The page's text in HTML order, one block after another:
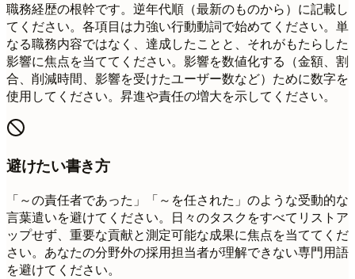
職務経歴の根幹です。逆年代順（最新のものから）に記載し
てください。各項目は力強い行動動詞で始めてください。単
なる職務内容ではなく、達成したことと、それがもたらした
影響に焦点を当ててください。影響を数値化する（金額、割
合、削減時間、影響を受けたユーザー数など）ために数字を
使用してください。昇進や責任の増大を示してください。
避けたい書き方
「～の責任者であった」「～を任された」のような受動的な
言葉遣いを避けてください。日々のタスクをすべてリストア
ップせず、重要な貢献と測定可能な成果に焦点を当ててくだ
さい。あなたの分野外の採用担当者が理解できない専門用語
を避けてください。